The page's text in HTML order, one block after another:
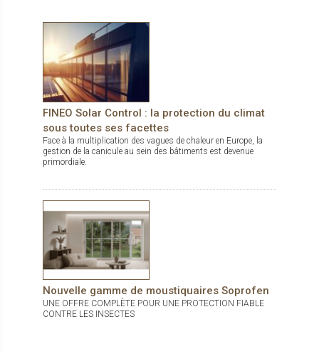
FINEO Solar Control : la protection du climat
sous toutes ses facettes
Face à la multiplication des vagues de chaleur en Europe, la
gestion de la canicule au sein des bâtiments est devenue
primordiale.
Nouvelle gamme de moustiquaires Soprofen
UNE OFFRE COMPLÈTE POUR UNE PROTECTION FIABLE
CONTRE LES INSECTES